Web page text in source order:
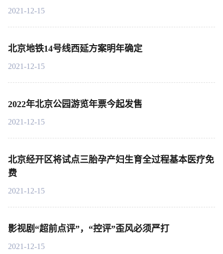
2021-12-15
北京地铁14号线西延方案明年确定
2021-12-15
2022年北京公园游览年票今起发售
2021-12-15
北京经开区将试点三胎孕产妇生育全过程基本医疗免
费
2021-12-15
影视剧“超前点评”，“控评”歪风必须严打
2021-12-15